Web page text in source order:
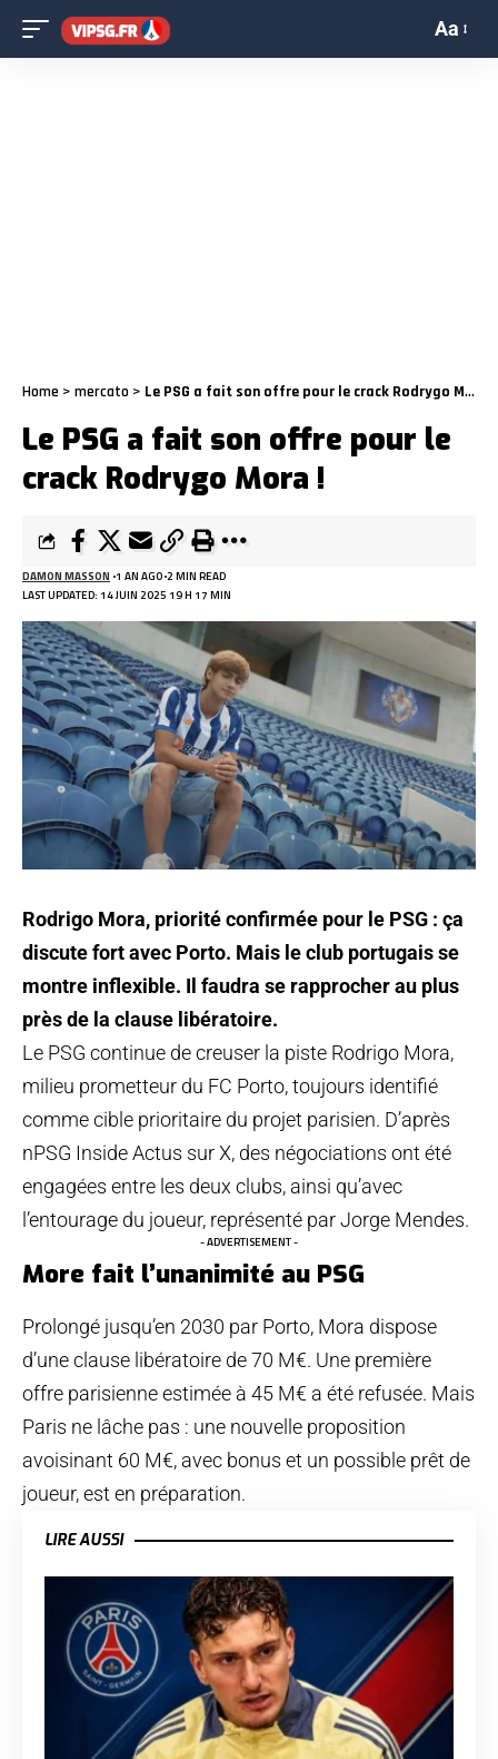
Aa
Home > mercato > Le PSG a fait son offre pour le crack Rodrygo Mora !
Le PSG a fait son offre pour le
crack Rodrygo Mora !
LAST UPDATED: 14 JUIN 2025 19 H 17 MIN
DAMON MASSON 1 AN AGO 2 MIN READ
Rodrigo Mora, priorité confirmée pour le PSG : ça
discute fort avec Porto. Mais le club portugais se
montre inflexible. Il faudra se rapprocher au plus
près de la clause libératoire.
Le PSG continue de creuser la piste Rodrigo Mora,
milieu prometteur du FC Porto, toujours identifié
comme cible prioritaire du projet parisien. D’après
nPSG Inside Actus sur X, des négociations ont été
engagées entre les deux clubs, ainsi qu’avec
l’entourage du joueur, représenté par Jorge Mendes.
- ADVERTISEMENT -
More fait l’unanimité au PSG
Prolongé jusqu’en 2030 par Porto, Mora dispose
d’une clause libératoire de 70 M€. Une première
offre parisienne estimée à 45 M€ a été refusée. Mais
Paris ne lâche pas : une nouvelle proposition
avoisinant 60 M€, avec bonus et un possible prêt de
joueur, est en préparation.
LIRE AUSSI